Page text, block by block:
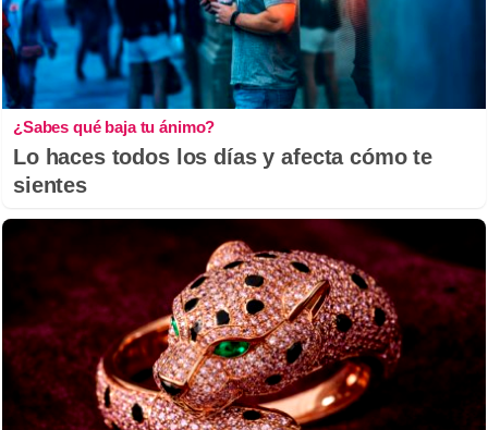
¿Sabes qué baja tu ánimo?
Lo haces todos los días y afecta cómo te
sientes